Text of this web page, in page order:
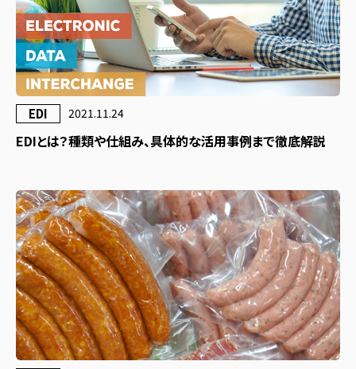
EDI 2021.11.24
EDIとは？種類や仕組み、具体的な活用事例まで徹底解説